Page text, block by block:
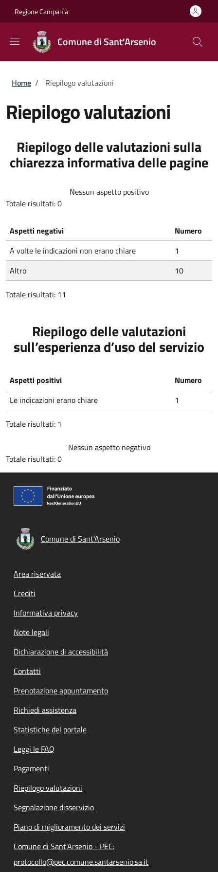
Regione Campania
Comune di Sant'Arsenio
Briciole di pane
Home / Riepilogo valutazioni
Riepilogo valutazioni
Riepilogo delle valutazioni sulla
chiarezza informativa delle pagine
Nessun aspetto positivo
Totale risultati: 0
Aspetti negativi
Numero
A volte le indicazioni non erano chiare
1
Altro
10
Totale risultati: 11
Riepilogo delle valutazioni
sull’esperienza d’uso del servizio
Aspetti positivi
Numero
Le indicazioni erano chiare
1
Totale risultati: 1
Nessun aspetto negativo
Totale risultati: 0
Comune di Sant'Arsenio
Footer menu
Area riservata
Crediti
Informativa privacy
Note legali
Dichiarazione di accessibilità
Contatti
Prenotazione appuntamento
Richiedi assistenza
Statistiche del portale
Leggi le FAQ
Pagamenti
Riepilogo valutazioni
Segnalazione disservizio
Piano di miglioramento dei servizi
Comune di Sant'Arsenio - PEC:
protocollo@pec.comune.santarsenio.sa.it